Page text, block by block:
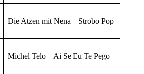
Die Atzen mit Nena – Strobo Pop
Michel Telo – Ai Se Eu Te Pego